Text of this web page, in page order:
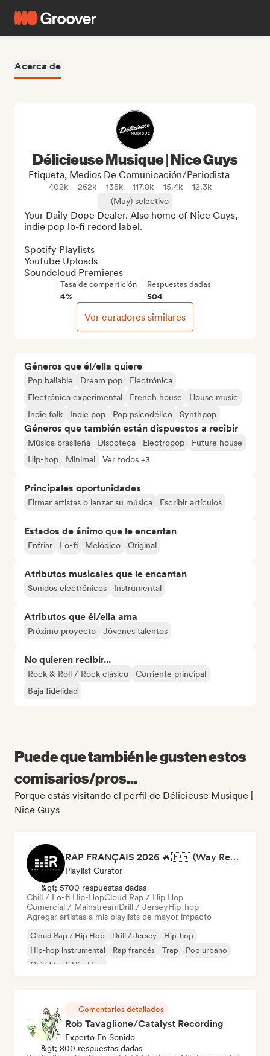
Acerca de
Géneros que él/ella quiere
Pop bailable Dream pop
Electrónica
Electrónica experimental
French house
House music
Indie folk
Indie pop Pop psicodélico Synthpop
Géneros que también están dispuestos a recibir
Música brasileña Discoteca Electropop
Future house
Hip-hop
Minimal Ver todos +3
Principales oportunidades
Firmar artistas o lanzar su música Escribir artículos
Estados de ánimo que le encantan
Enfriar Lo-fi Melódico Original
Atributos musicales que le encantan
Sonidos electrónicos Instrumental
Atributos que él/ella ama
Próximo proyecto Jóvenes talentos
No quieren recibir...
Rock & Roll / Rock clásico
Corriente principal
Baja fidelidad
Délicieuse Musique | Nice Guys
Etiqueta, Medios De Comunicación/Periodista
402k 262k 135k 117.8k 15.4k
12.3k
(Muy) selectivo
Your Daily Dope Dealer. Also home of Nice Guys,
indie pop lo-fi record label.
Spotify Playlists
Youtube Uploads
Soundcloud Premieres
Tasa de compartición
4%
Respuestas dadas
504
Ver curadores similares
Puede que también le gusten estos
comisarios/pros...
Porque estás visitando el perfil de Délicieuse Musique |
Nice Guys
RAP FRANÇAIS 2026 🔥🇫🇷 (Way Records)
Playlist Curator
&gt; 5700 respuestas dadas
Chill / Lo-fi Hip-HopCloud Rap / Hip Hop
Comercial / MainstreamDrill / JerseyHip-hop
Agregar artistas a mis playlists de mayor impacto
Cloud Rap / Hip Hop Drill / Jersey
Hip-hop
Hip-hop instrumental
Rap francés Trap
Pop urbano
Chill / Lo-fi Hip-Hop
Comentarios detallados
Rob Tavaglione/Catalyst Recording
Experto En Sonido
&gt; 800 respuestas dadas